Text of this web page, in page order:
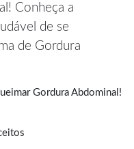
Conheça a
de se
de Gordura
Gordura Abdominal!